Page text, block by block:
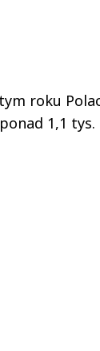
roku
1,1